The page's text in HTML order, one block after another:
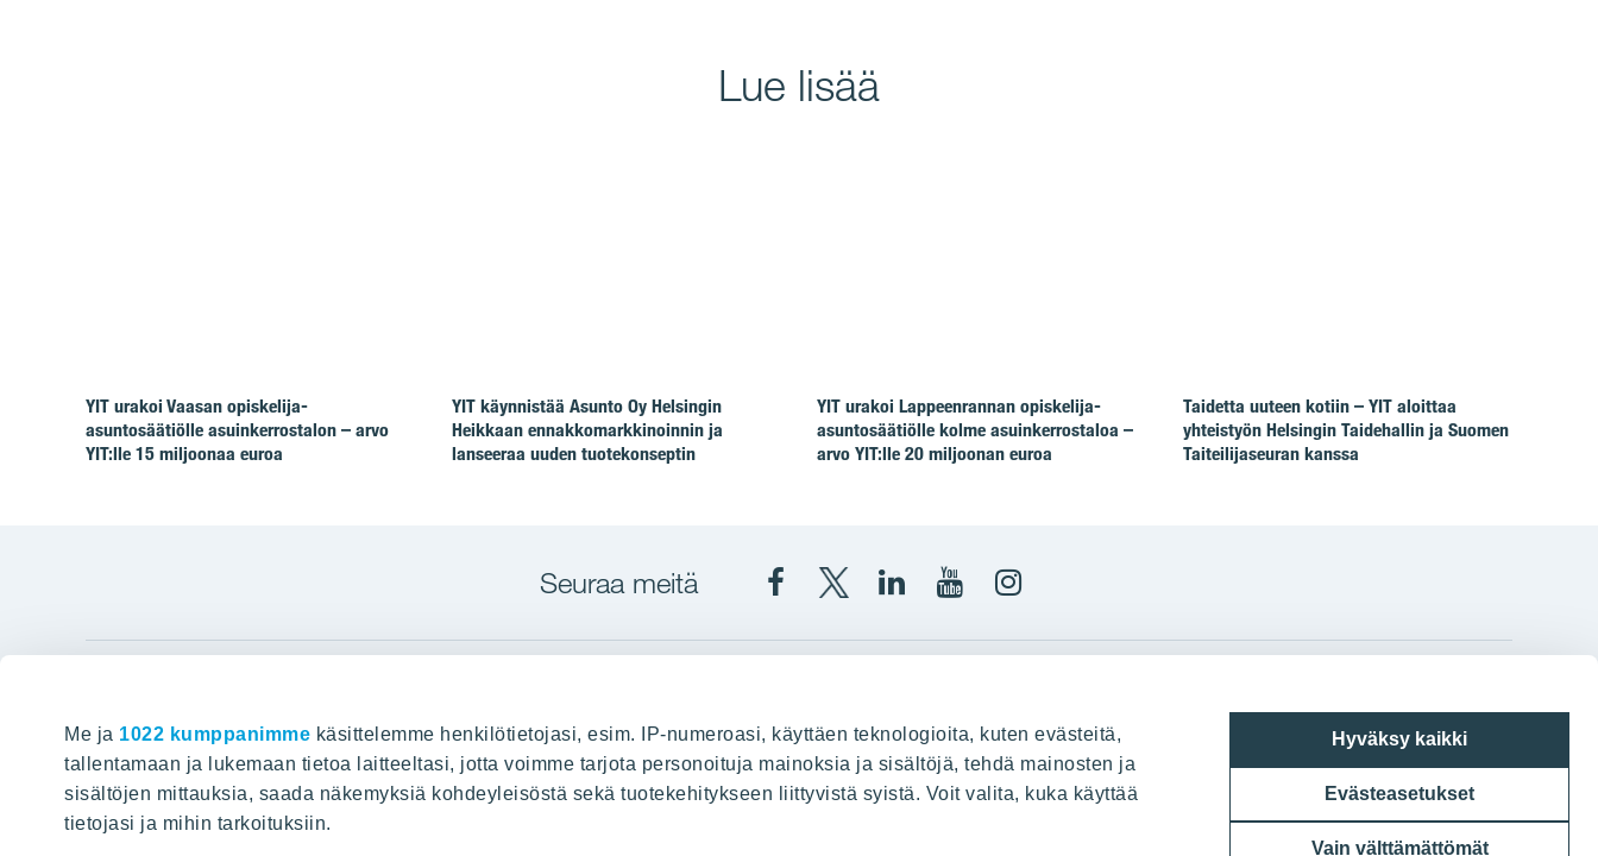
Me ja 1022 kumppanimme käsittelemme henkilötietojasi, esim. IP-numeroasi, käyttäen teknologioita, kuten evästeitä,
tallentamaan ja lukemaan tietoa laitteeltasi, jotta voimme tarjota personoituja mainoksia ja sisältöjä, tehdä mainosten ja
sisältöjen mittauksia, saada näkemyksiä kohdeyleisöstä sekä tuotekehitykseen liittyvistä syistä. Voit valita, kuka käyttää
tietojasi ja mihin tarkoituksiin.
Hyväksy kaikki
Evästeasetukset
Vain välttämättömät
Lue lisää
YIT urakoi Vaasan opiskelija-
asuntosäätiölle asuinkerrostalon – arvo
YIT:lle 15 miljoonaa euroa
YIT käynnistää Asunto Oy Helsingin
Heikkaan ennakkomarkkinoinnin ja
lanseeraa uuden tuotekonseptin
YIT urakoi Lappeenrannan opiskelija-
asuntosäätiölle kolme asuinkerrostaloa –
arvo YIT:lle 20 miljoonan euroa
Taidetta uuteen kotiin – YIT aloittaa
yhteistyön Helsingin Taidehallin ja Suomen
Taiteilijaseuran kanssa
Seuraa meitä
YITYITCorporation
Corporation
YIT
Hyvin rakennettu huominen
HAKU
Tietoa YIT:stä
Töihin meille
Myytävät asunnot
Vuokrattavat toimitilat
Panuntie 11, PL 36, 00620 Helsinki
020 433 111